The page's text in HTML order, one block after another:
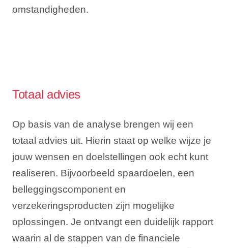
omstandigheden.
Totaal advies
Op basis van de analyse brengen wij een
totaal advies uit. Hierin staat op welke wijze je
jouw wensen en doelstellingen ook echt kunt
realiseren. Bijvoorbeeld spaardoelen, een
belleggingscomponent en
verzekeringsproducten zijn mogelijke
oplossingen. Je ontvangt een duidelijk rapport
waarin al de stappen van de financiele